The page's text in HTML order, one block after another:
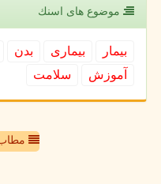
موضوع های اسنك
بیمار بیماری بدن
آموزش
سلامت